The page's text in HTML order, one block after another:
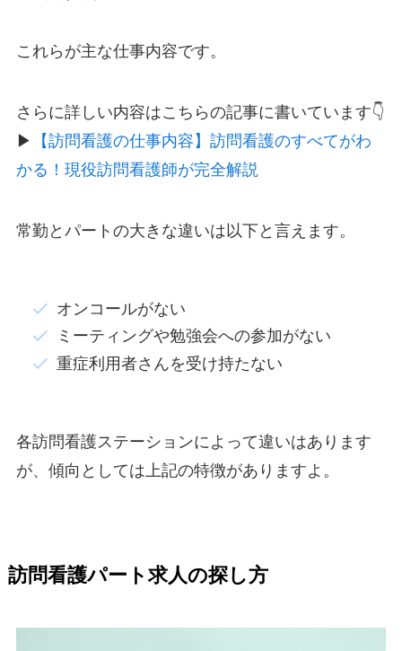
これらが主な仕事内容です。
さらに詳しい内容はこちらの記事に書いています👇
▶
【訪問看護の仕事内容】訪問看護のすべてがわ
かる！現役訪問看護師が完全解説
常勤とパートの大きな違いは以下と言えます。
オンコールがない
ミーティングや勉強会への参加がない
重症利用者さんを受け持たない
各訪問看護ステーションによって違いはあります
が、傾向としては上記の特徴がありますよ。
訪問看護パート求人の探し方